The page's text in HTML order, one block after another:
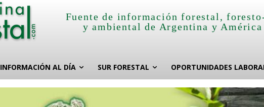
Fuente de información forestal,
y ambiental de Argentina y
INFORMACIÓN AL DÍA SUR FORESTAL OPORTUNIDADES